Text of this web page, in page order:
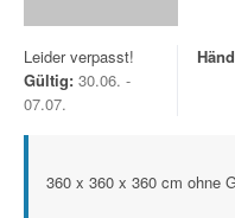
Leider verpasst!
Gültig: 30.06. -
07.07.
360 x 360 x 360 cm ohne